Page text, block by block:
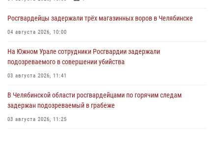
Росгвардейцы задержали трёх магазинных воров в Челябинске
04 августа 2026, 10:00
На Южном Урале сотрудники Росгвардии задержали
подозреваемого в совершении убийства
03 августа 2026, 11:41
В Челябинской области росгвардейцами по горячим следам
задержан подозреваемый в грабеже
03 августа 2026, 11:25